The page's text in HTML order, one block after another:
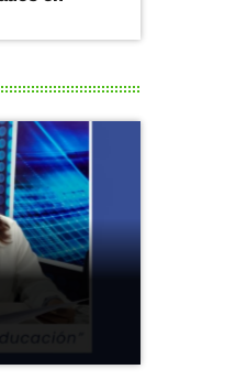
15 años o
en el
del 17 al 21
que puedas
propios
de
como
El
hasta
Puedes
más